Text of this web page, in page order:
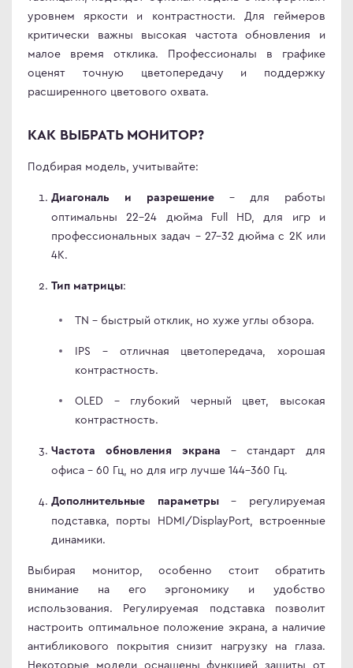
уровнем яркости и контрастности. Для геймеров
критически важны высокая частота обновления и
малое время отклика. Профессионалы в графике
оценят точную цветопередачу и поддержку
расширенного цветового охвата.
КАК ВЫБРАТЬ МОНИТОР?
Подбирая модель, учитывайте:
Диагональ и разрешение
– для работы
оптимальны 22–24 дюйма Full HD, для игр и
профессиональных задач – 27–32 дюйма с 2K или
4K.
Тип матрицы:
TN – быстрый отклик, но хуже углы обзора.
IPS – отличная цветопередача, хорошая
контрастность.
OLED – глубокий черный цвет, высокая
контрастность.
Частота обновления экрана
– стандарт для
офиса - 60 Гц, но для игр лучше 144-360 Гц.
Дополнительные параметры– регулируемая
подставка, порты HDMI/DisplayPort, встроенные
динамики.
Выбирая монитор, особенно стоит обратить
внимание на его эргономику и удобство
использования. Регулируемая подставка позволит
настроить оптимальное положение экрана, а наличие
антибликового покрытия снизит нагрузку на глаза.
Некоторые модели оснащены функцией защиты от